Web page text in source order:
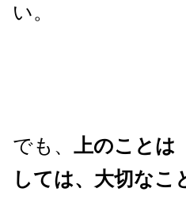
い。
でも、 上のことは
しては、大切なこ